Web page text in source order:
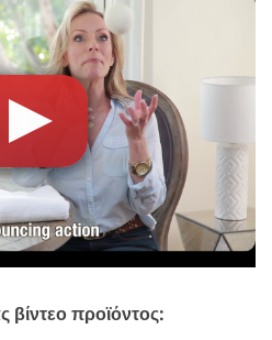
βίντεο προϊόντος: